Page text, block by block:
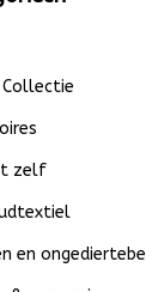
zelf
en